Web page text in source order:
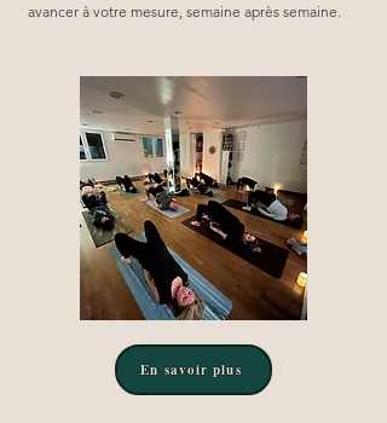
avancer à votre mesure, semaine après semaine.
En savoir plus